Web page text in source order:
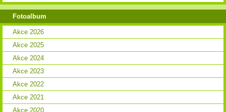
Fotoalbum
Akce 2026
Akce 2025
Akce 2024
Akce 2023
Akce 2022
Akce 2021
Akce 2020